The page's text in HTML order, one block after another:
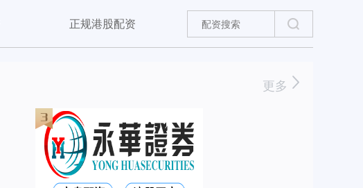
正规港股配资
更多